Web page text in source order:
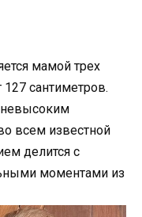
мамой трех
127 сантиметров.
всем известной
делится с
моментами из